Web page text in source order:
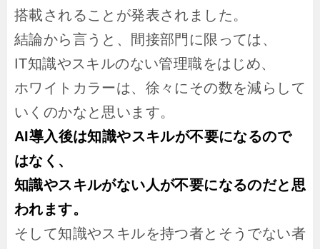
搭載されることが発表されました。
結論から言うと、間接部門に限っては、
IT知識やスキルのない管理職をはじめ、
ホワイトカラーは、徐々にその数を減らして
いくのかなと思います。
AI導入後は知識やスキルが不要になるので
はなく、
知識やスキルがない人が不要になるのだと思
われます。
そして知識やスキルを持つ者とそうでない者